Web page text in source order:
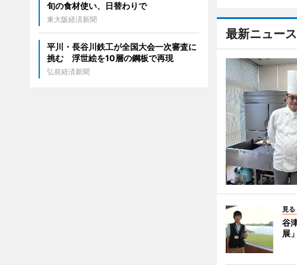
最新ニュース
見
谷
展
旬の食材使い、日替わりで
東大阪経済新聞
平川・長谷川鉄工が全国大会一次審査に
挑む 浮世絵を10層の鋼板で再現
弘前経済新聞